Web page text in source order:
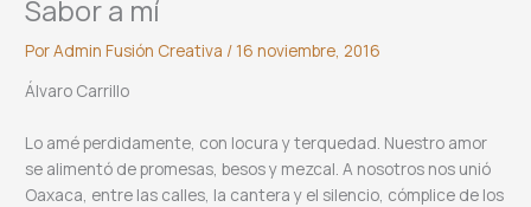
Sabor a mí
PorAdmin Fusión Creativa / 16 noviembre, 2016
Álvaro Carrillo
Lo amé perdidamente, con locura y terquedad. Nuestro amor
se alimentó de promesas, besos y mezcal. A nosotros nos unió
Oaxaca, entre las calles, la cantera y el silencio, cómplice de los